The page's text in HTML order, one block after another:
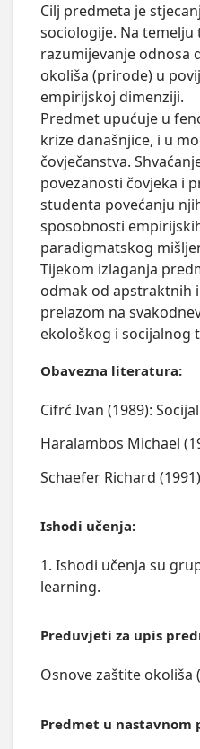
Cilj predmeta je
sociologije. Na temelju
razumijevanje odnosa
okoliša (prirode) u
empirijskoj dimenziji.
Predmet upućuje u
krize današnjice, i u
čovječanstva.
povezanosti čovjeka i
studenta povećanju
sposobnosti
paradigmatskog
Tijekom izlaganja
odmak od apstraktnih
prelazom na
ekološkog i socijalnog
Obavezna literatura:
Cifrć Ivan (1989):
Haralambos Michael
Schaefer Richard
Ishodi učenja:
1. Ishodi učenja su
learning.
Preduvjeti za upis
Osnove zaštite okoliša
Predmet u nastavnom